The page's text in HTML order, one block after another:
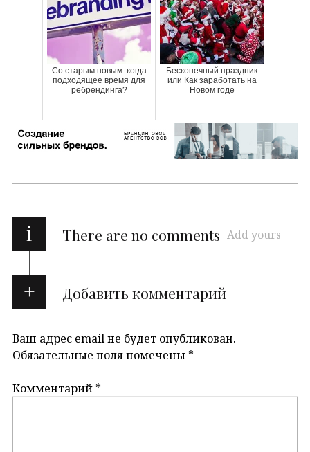
Со старым новым: когда
подходящее время для
ребрендинга?
Бесконечный праздник
или Как заработать на
Новом годе
i There are no comments Add yours
Добавить комментарий
Ваш адрес email не будет опубликован.
Обязательные поля помечены *
Комментарий *